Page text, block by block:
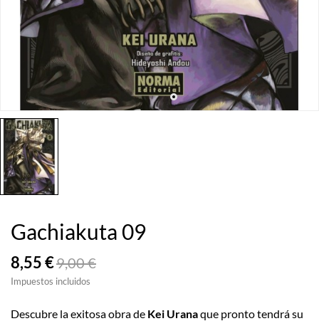
Gachiakuta 09
8,55 €9,00 €
Impuestos incluidos
Descubre la exitosa obra de Kei Uranaque pronto tendrá su